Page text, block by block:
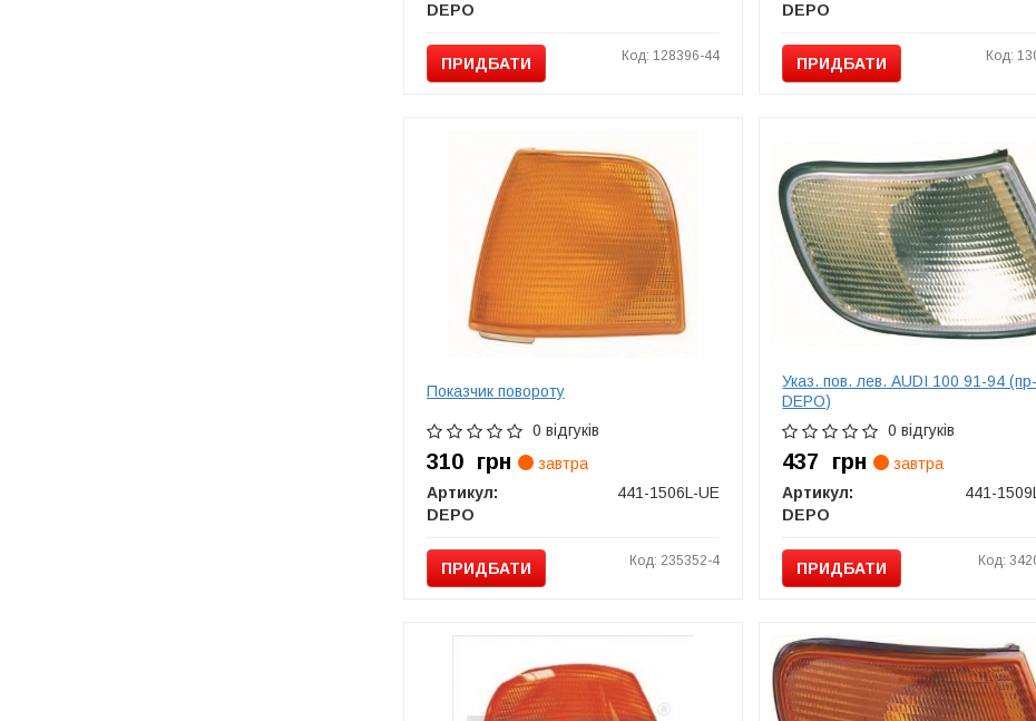
DEPO
ПРИДБАТИ Код: 128396-44
DEPO
ПРИДБАТИ Код:
Показчик повороту
0 відгуків
310 грн
завтра
Артикул:
441-1506L-UE
DEPO
ПРИДБАТИ Код: 235352-4
Указ. пов. лев. AUDI 100 91-94
DEPO)
0 відгуків
437 грн
завтра
Артикул:
DEPO
ПРИДБАТИ Код: